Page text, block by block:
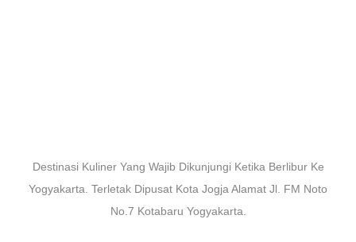
Destinasi Kuliner Yang Wajib Dikunjungi Ketika Berlibur Ke
Yogyakarta. Terletak Dipusat Kota Jogja Alamat Jl. FM Noto
No.7 Kotabaru Yogyakarta.